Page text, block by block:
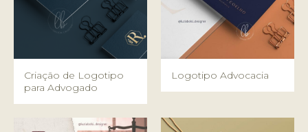
Criação de Logotipo
para Advogado
Logotipo Advocacia